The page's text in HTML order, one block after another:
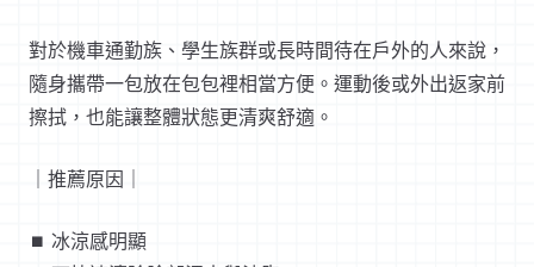
對於機車通勤族、學生族群或長時間待在戶外的人來說，
隨身攜帶一包放在包包裡相當方便。運動後或外出返家前
擦拭，也能讓整體狀態更清爽舒適。
｜推薦原因｜
⏹︎ 冰涼感明顯